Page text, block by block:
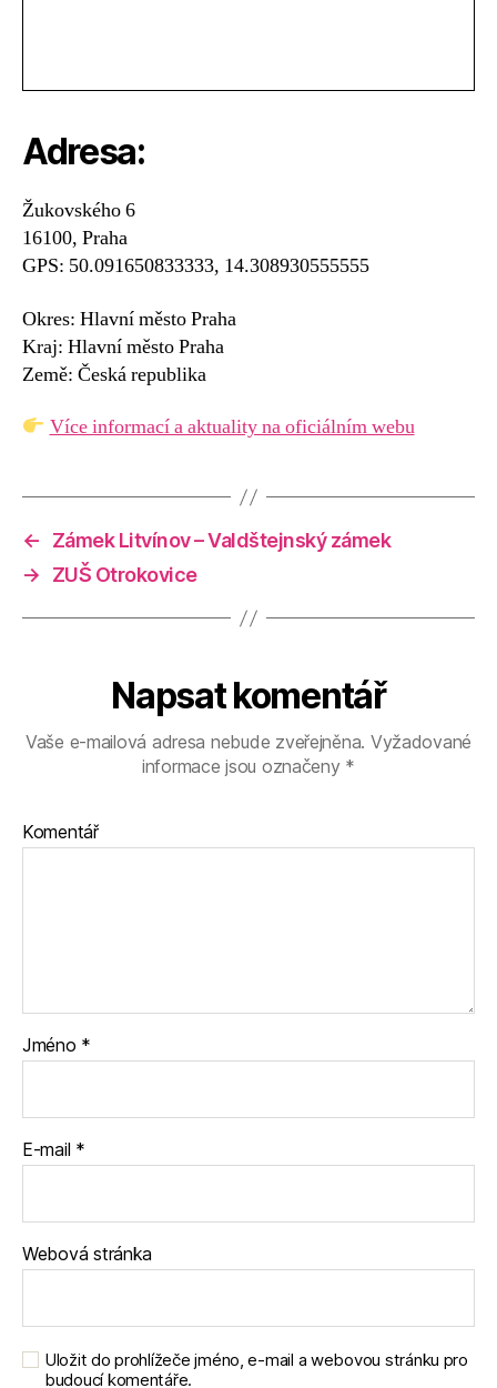
Adresa:
Žukovského 6
16100, Praha
GPS: 50.091650833333, 14.308930555555
Okres: Hlavní město Praha
Kraj: Hlavní město Praha
Země: Česká republika
Více informací a aktuality na oficiálním webu
←
Zámek Litvínov – Valdštejnský zámek
→
ZUŠ Otrokovice
Napsat komentář
Vaše e-mailová adresa nebude zveřejněna. Vyžadované
informace jsou označeny *
Komentář
Jméno *
E-mail *
Webová stránka
Uložit do prohlížeče jméno, e-mail a webovou stránku pro
budoucí komentáře.